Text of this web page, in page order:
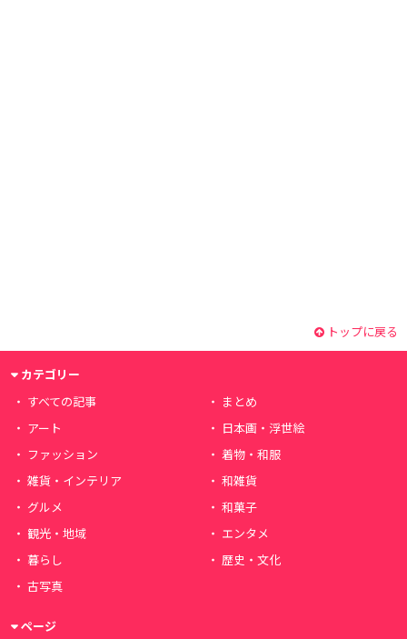
トップに戻る
カテゴリー
すべての記事
まとめ
アート
日本画・浮世絵
ファッション
着物・和服
雑貨・インテリア
和雑貨
グルメ
和菓子
観光・地域
エンタメ
暮らし
歴史・文化
古写真
ページ